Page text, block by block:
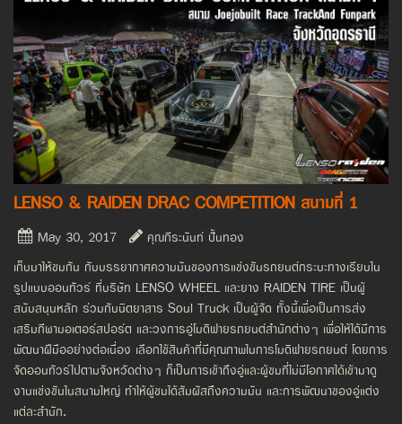
LENSO & RAIDEN DRAC COMPETITION สนามที่ 1
May 30, 2017
คุณกีระนันท์ ปั้นทอง
เก็บมาให้ชมกัน กับบรรยากาศความมันของการแข่งขันรถยนต์กระบะทางเรียบใน
รูปแบบออนทัวร์ ที่บริษัท LENSO WHEEL และยาง RAIDEN TIRE เป็นผู้
สนับสนุนหลัก ร่วมกับนิตยาสาร Soul Truck เป็นผู้จัด ทั้งนี้เพื่อเป็นการส่ง
เสริมกีฬามอเตอร์สปอร์ต และวงการอู่โมดิฟายรถยนต์สำนักต่างๆ เพื่อให้ได้มีการ
พัฒนาฝีมืออย่างต่อเนื่อง เลือกใช้สินค้าที่มีคุณภาพในการโมดิฟายรถยนต์ โดยการ
จัดออนทัวร์ไปตามจังหวัดต่างๆ ก็เป็นการเข้าถึงอู่และผู้ชมที่ไม่มีโอกาศได้เข้ามาดู
งานแข่งขันในสนามใหญ่ ทำให้ผู้ชมได้สัมผัสถึงความมัน และการพัฒนาของอู่แต่ง
แต่ละสำนัก.